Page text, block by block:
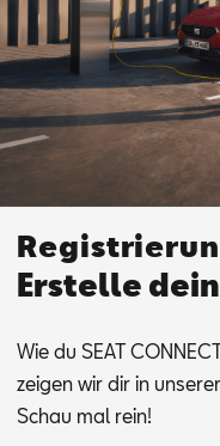
Erstelle
Wie du SEAT
zei­gen wir dir in
Schau mal rein!